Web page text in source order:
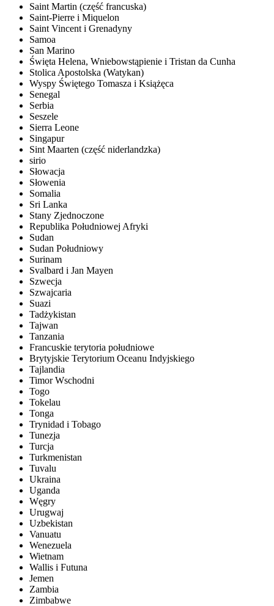
Saint Martin (część francuska)
Saint-Pierre i Miquelon
Saint Vincent i Grenadyny
Samoa
San Marino
Święta Helena, Wniebowstąpienie i Tristan da Cunha
Stolica Apostolska (Watykan)
Wyspy Świętego Tomasza i Książęca
Senegal
Serbia
Seszele
Sierra Leone
Singapur
Sint Maarten (część niderlandzka)
sirio
Słowacja
Słowenia
Somalia
Sri Lanka
Stany Zjednoczone
Republika Południowej Afryki
Sudan
Sudan Południowy
Surinam
Svalbard i Jan Mayen
Szwecja
Szwajcaria
Suazi
Tadżykistan
Tajwan
Tanzania
Francuskie terytoria południowe
Brytyjskie Terytorium Oceanu Indyjskiego
Tajlandia
Timor Wschodni
Togo
Tokelau
Tonga
Trynidad i Tobago
Tunezja
Turcja
Turkmenistan
Tuvalu
Ukraina
Uganda
Węgry
Urugwaj
Uzbekistan
Vanuatu
Wenezuela
Wietnam
Wallis i Futuna
Jemen
Zambia
Zimbabwe